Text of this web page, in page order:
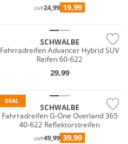
UVP24,99 19,99
SCHWALBE
Fahrradreifen Advancer Hybrid SUV
Reifen 60-622
29,99
DEAL
SCHWALBE
Fahrradreifen G-One Overland 365
40-622 Reflektorstreifen
UVP49,99 39,99